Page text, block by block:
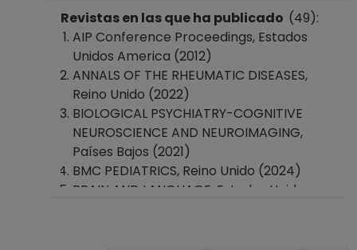
Instituto de Ciencias Aplicadas y
Tecnología
Facultad de Ciencias
Facultad de Ingeniería
Facultad de Medicina
Facultad de Psicología
Escuela Nacional de Estudios Superiores,
Unidad Juriquilla, Quéretaro
Coordinación de Estudios de Posgrado
Revistas en las que ha publicado (49):
AIP Conference Proceedings, Estados
Unidos America (2012)
ANNALS OF THE RHEUMATIC DISEASES,
Reino Unido (2022)
BIOLOGICAL PSYCHIATRY-COGNITIVE
NEUROSCIENCE AND NEUROIMAGING,
Países Bajos (2021)
BMC PEDIATRICS, Reino Unido (2024)
BRAIN AND LANGUAGE, Estados Unidos